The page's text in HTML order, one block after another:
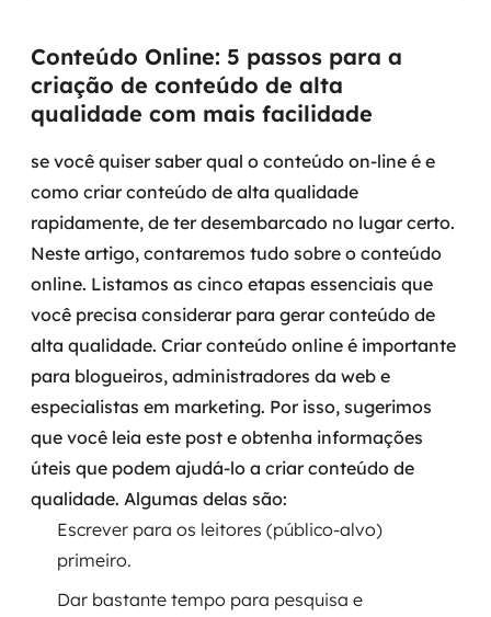
Data Lakes & Warehouses
Governança de dados
Modernização de aplicações
Desenvolvimento web e mobile
Modernização tecnológica
Arquitetura de soluções
Migração para Cloud
Transformação digital
UX / UI design
Sustentar operações com eficiência
Sustentação de aplicações
Conteúdo Online: 5 passos para a
criação de conteúdo de alta
qualidade com mais facilidade
se você quiser saber qual o conteúdo on-line é e
como criar conteúdo de alta qualidade
rapidamente, de ter desembarcado no lugar certo.
Neste artigo, contaremos tudo sobre o conteúdo
online. Listamos as cinco etapas essenciais que
você precisa considerar para gerar conteúdo de
alta qualidade. Criar conteúdo online é importante
para blogueiros, administradores da web e
especialistas em marketing. Por isso, sugerimos
que você leia este post e obtenha informações
úteis que podem ajudá-lo a criar conteúdo de
qualidade. Algumas delas são:
Escrever para os leitores (público-alvo)
primeiro.
Dar bastante tempo para pesquisa e